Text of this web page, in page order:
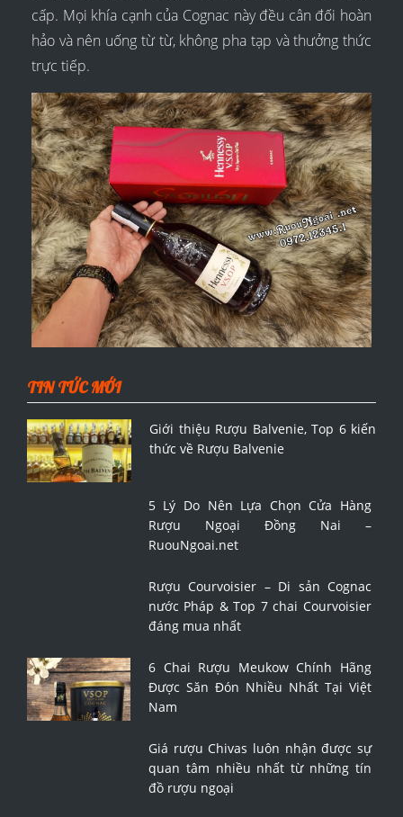
cấp. Mọi khía cạnh của Cognac này đều cân đối hoàn
hảo và nên uống từ từ, không pha tạp và thưởng thức
trực tiếp.
TIN TỨC MỚI
Giới thiệu Rượu Balvenie, Top 6 kiến
thức về Rượu Balvenie
5 Lý Do Nên Lựa Chọn Cửa Hàng
Rượu Ngoại Đồng Nai –
RuouNgoai.net
Rượu Courvoisier – Di sản Cognac
nước Pháp & Top 7 chai Courvoisier
đáng mua nhất
6 Chai Rượu Meukow Chính Hãng
Được Săn Đón Nhiều Nhất Tại Việt
Nam
Giá rượu Chivas luôn nhận được sự
quan tâm nhiều nhất từ những tín
đồ rượu ngoại